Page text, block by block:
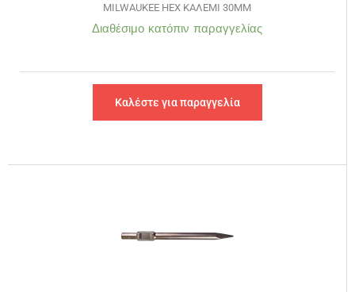
MILWAUKEE HEX ΚΑΛΕΜΙ 30MM
Διαθέσιμο κατόπιν παραγγελίας
Καλέστε για παραγγελία